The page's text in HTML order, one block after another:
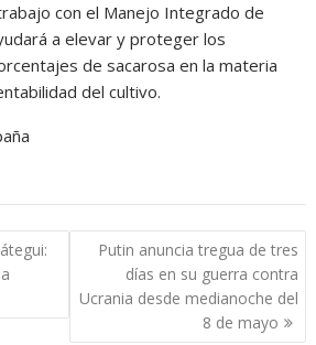
con el Manejo Integrado de
a elevar y proteger los
de sacarosa en la materia
del cultivo.
Putin anuncia tregua de tres
días en su guerra contra
Ucrania desde medianoche del
8 de mayo